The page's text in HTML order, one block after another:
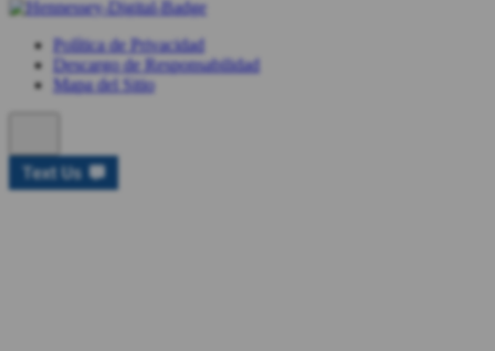
Política de Privacidad
Descargo de Responsabilidad
Mapa del Sitio